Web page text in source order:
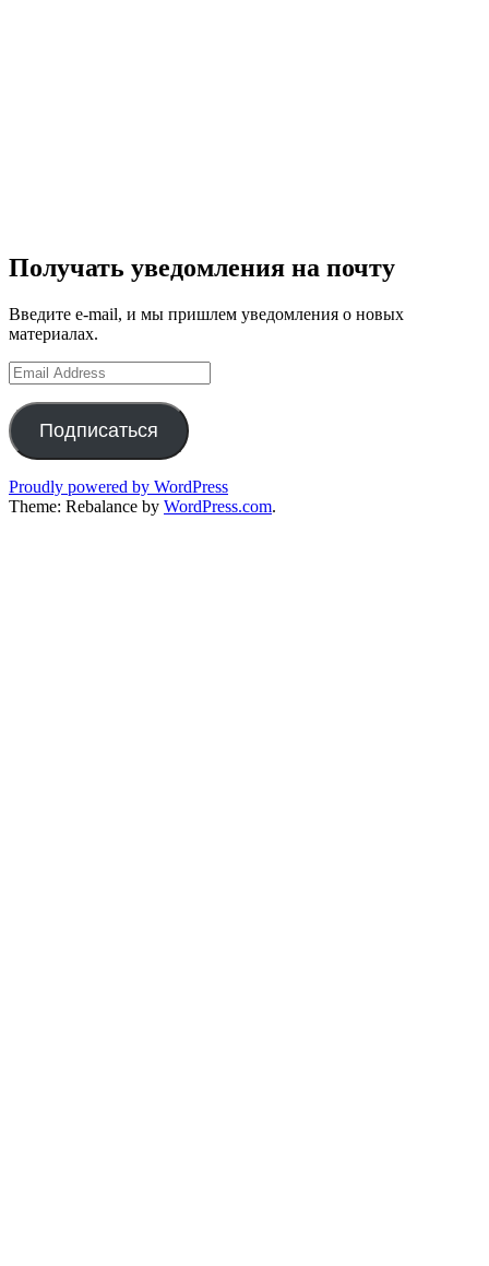
Получать уведомления на почту
Введите e-mail, и мы пришлем уведомления о новых
материалах.
Email
Address
Подписаться
Proudly powered by WordPress
Theme: Rebalance by WordPress.com.